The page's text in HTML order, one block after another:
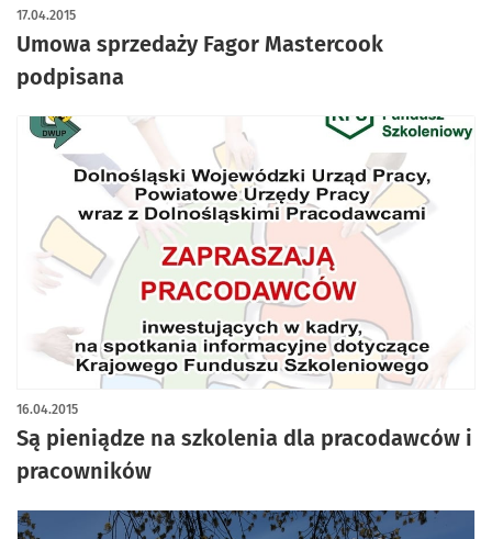
Umowa sprzedaży Fagor Mastercook
podpisana
17.04.2015
Są pieniądze na szkolenia dla pracodawców i
pracowników
16.04.2015